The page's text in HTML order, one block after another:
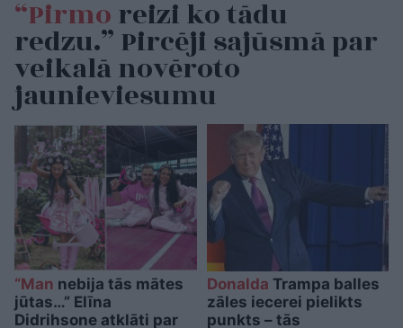
“Pirmoreizi ko tādu
redzu.” Pircēji sajūsmā par
veikalā novēroto
jaunieviesumu
“Man nebija tās mātes
jūtas…” Elīna
Didrihsone atklāti par
Donalda Trampa balles
zāles iecerei pielikts
punkts – tās